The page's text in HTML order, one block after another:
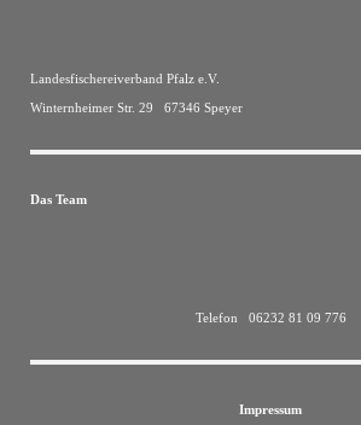
Landesfischereiverband Pfalz e.V.
Winternheimer Str. 29 67346 Speyer
Das Team
Telefon 06232 81 09 776
Impressum